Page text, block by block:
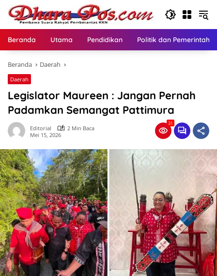
Langsung
konten
Beranda Utama Pendidikan Politik dan
Beranda Daerah
Daerah
Legislator Maureen : Jangan Pernah
Padamkan Semangat Pattimura
Editorial
2 Min Baca
Mei 15, 2026
31